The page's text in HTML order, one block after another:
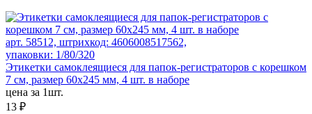
арт. 58512, штрихкод: 4606008517562,
упаковки: 1/80/320
Этикетки самоклеящиеся для папок-регистраторов с корешком
7 см, размер 60x245 мм, 4 шт. в наборе
цена за 1шт.
13 ₽